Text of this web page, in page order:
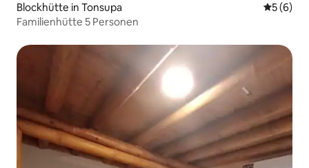
Blockhütte in Tonsupa
5 (6)
Familienhütte 5 Personen